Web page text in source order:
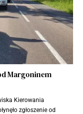
Margoninem
Kierowania
zgłoszenie od